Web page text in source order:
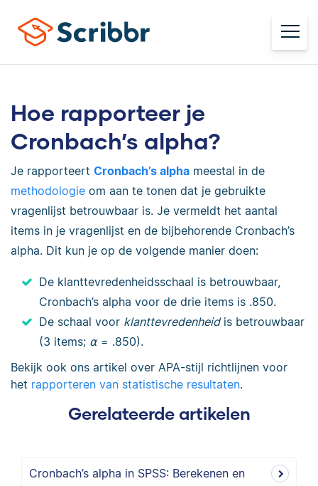
Hoe rapporteer je
Cronbach’s alpha?
Je rapporteert Cronbach’s alpha meestal in de
methodologie om aan te tonen dat je gebruikte
vragenlijst betrouwbaar is. Je vermeldt het aantal
items in je vragenlijst en de bijbehorende Cronbach’s
alpha. Dit kun je op de volgende manier doen:
De klanttevredenheidsschaal is betrouwbaar,
Cronbach’s alpha voor de drie items is .850.
De schaal voor klanttevredenheidis betrouwbaar
(3 items; ⍺= .850).
Bekijk ook ons artikel over APA-stijl richtlijnen voor
het rapporteren van statistische resultaten.
Gerelateerde artikelen
Cronbach’s alpha in SPSS: Berekenen en